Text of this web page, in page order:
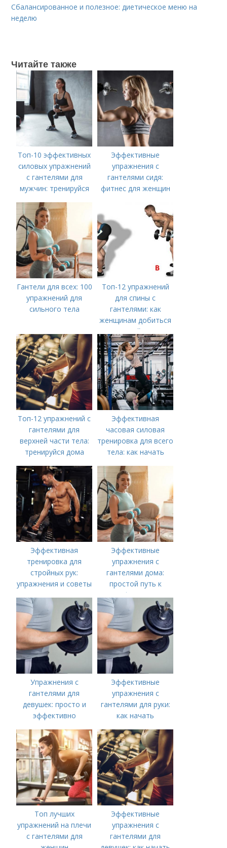
Сбалансированное и полезное: диетическое меню на
неделю
Читайте также
Топ-10 эффективных
силовых упражнений
с гантелями для
мужчин: тренируйся
Эффективные
упражнения с
гантелями сидя:
фитнес для женщин
Гантели для всех: 100
упражнений для
сильного тела
Топ-12 упражнений
для спины с
гантелями: как
женщинам добиться
идеальной осанки
Топ-12 упражнений с
гантелями для
верхней части тела:
тренируйся дома
Эффективная
часовая силовая
тренировка для всего
тела: как начать
Эффективная
тренировка для
стройных рук:
упражнения и советы
Эффективные
упражнения с
гантелями дома:
простой путь к
форме
Упражнения с
гантелями для
девушек: просто и
эффективно
Эффективные
упражнения с
гантелями для руки:
как начать
Топ лучших
упражнений на плечи
с гантелями для
Эффективные
упражнения с
гантелями для